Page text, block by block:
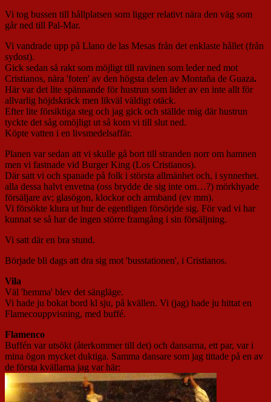
Vi tog bussen till hållplatsen som ligger relativt nära den väg som
går ned till Pal-Mar.
Vi vandrade upp på Llano de las Mesas från det enklaste hållet (från
sydost).
Gick sedan så rakt som möjligt till ravinen som leder ned mot
Cristianos, nära 'foten' av den högsta delen av Montaña de Guaza.
Här var det lite spännande för hustrun som lider av en inte allt för
allvarlig höjdskräck men likväl väldigt otäck.
Efter lite försiktiga steg och jag gick och ställde mig där hustrun
tyckte det såg omöjligt ut så kom vi till slut ned.
Köpte vatten i en livsmedelsaffär.
Planen var sedan att vi skulle gå bort till stranden norr om hamnen
men vi fastnade vid Burger King (Los Cristianos).
Där satt vi och spanade på folk i största allmänhet och, i synnerhet.
alla dessa halvt envetna (oss brydde de sig inte om…?) mörkhyade
försäljare av; glasögon, klockor och armband (ev mm).
Vi försökte klura ut hur de egentligen försörjde sig. För vad vi har
kunnat se så har de ingen större framgång i sin försäljning.
Vi satt där en bra stund.
Började bli dags att dra sig mot 'busstationen', i Cristianos.
Vila
Väl 'hemma' blev det sängläge.
Vi hade ju bokat bord kl sju, på kvällen. Vi (jag) hade ju hittat en
Flamecouppvisning, med buffé.
Flamenco
Buffén var utsökt (återkommer till det) och dansarna, ett par, var i
mina ögon mycket duktiga. Samma dansare som jag tittade på en av
de första kvällarna jag var här: